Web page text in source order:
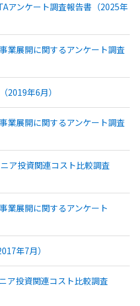
アンケート調査報告書（2025年
業展開に関するアンケート調査
2019年6月）
業展開に関するアンケート調査
ア投資関連コスト比較調査
業展開に関するアンケート
年7月）
ア投資関連コスト比較調査